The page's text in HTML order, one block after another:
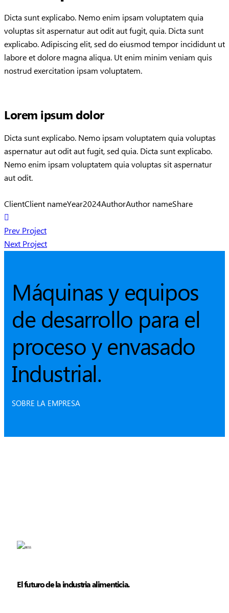
Dicta sunt explicabo. Nemo enim ipsam voluptatem quia
voluptas sit aspernatur aut odit aut fugit, quia. Dicta sunt
explicabo. Adipiscing elit, sed do eiusmod tempor incididunt ut
labore et dolore magna aliqua. Ut enim minim veniam quis
nostrud exercitation ipsam voluptatem.
Lorem ipsum dolor
Dicta sunt explicabo. Nemo ipsam voluptatem quia voluptas
aspernatur aut odit aut fugit, sed quia. Dicta sunt explicabo.
Nemo enim ipsam voluptatem quia voluptas sit aspernatur
aut odit.
ClientClient nameYear2024AuthorAuthor nameShare
Prev Project
Next Project
Máquinas y equipos
de desarrollo para el
proceso y envasado
Industrial.
SOBRE LA EMPRESA
El futuro de la industria alimenticia.